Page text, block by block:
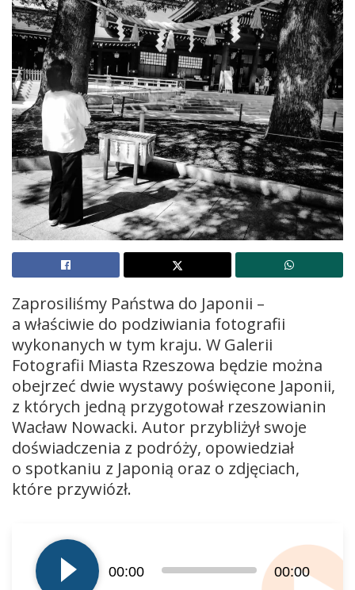
Zaprosiliśmy Państwa do Japonii –
a właściwie do podziwiania fotografii
wykonanych w tym kraju. W Galerii
Fotografii Miasta Rzeszowa będzie można
obejrzeć dwie wystawy poświęcone Japonii,
z których jedną przygotował rzeszowianin
Wacław Nowacki. Autor przybliżył swoje
doświadczenia z podróży, opowiedział
o spotkaniu z Japonią oraz o zdjęciach,
które przywiózł.
plików
dźwiękowych
00:00 00:00